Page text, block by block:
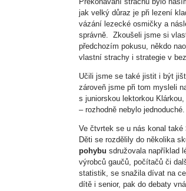
jak velký důraz je při lezení
vázání lezecké osmičky a
správně. Zkoušeli jsme si
předchozím pokusu, někdo
vlastní strachy i strategie v
Učili jsme se také jistit i být
zároveň jsme při tom mysleli
s juniorskou lektorkou
– rozhodně nebylo jednoduché.
Ve čtvrtek se u nás konal také
Děti se rozdělily do několika
pohybu sdružovala například
výrobců gaučů, počítačů či
statistik, se snažila dívat na
dítě i senior, pak do debaty